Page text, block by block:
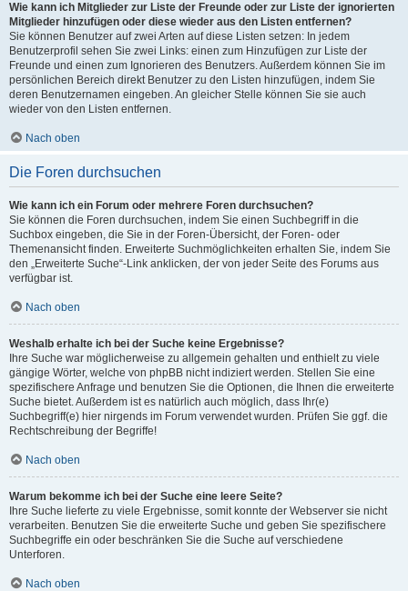
Wie kann ich Mitglieder zur Liste der Freunde oder zur Liste der ignorierten
Mitglieder hinzufügen oder diese wieder aus den Listen entfernen?
Sie können Benutzer auf zwei Arten auf diese Listen setzen: In jedem
Benutzerprofil sehen Sie zwei Links: einen zum Hinzufügen zur Liste der
Freunde und einen zum Ignorieren des Benutzers. Außerdem können Sie im
persönlichen Bereich direkt Benutzer zu den Listen hinzufügen, indem Sie
deren Benutzernamen eingeben. An gleicher Stelle können Sie sie auch
wieder von den Listen entfernen.
Nach oben
Die Foren durchsuchen
Wie kann ich ein Forum oder mehrere Foren durchsuchen?
Sie können die Foren durchsuchen, indem Sie einen Suchbegriff in die
Suchbox eingeben, die Sie in der Foren-Übersicht, der Foren- oder
Themenansicht finden. Erweiterte Suchmöglichkeiten erhalten Sie, indem Sie
den „Erweiterte Suche“-Link anklicken, der von jeder Seite des Forums aus
verfügbar ist.
Nach oben
Weshalb erhalte ich bei der Suche keine Ergebnisse?
Ihre Suche war möglicherweise zu allgemein gehalten und enthielt zu viele
gängige Wörter, welche von phpBB nicht indiziert werden. Stellen Sie eine
spezifischere Anfrage und benutzen Sie die Optionen, die Ihnen die erweiterte
Suche bietet. Außerdem ist es natürlich auch möglich, dass Ihr(e)
Suchbegriff(e) hier nirgends im Forum verwendet wurden. Prüfen Sie ggf. die
Rechtschreibung der Begriffe!
Nach oben
Warum bekomme ich bei der Suche eine leere Seite?
Ihre Suche lieferte zu viele Ergebnisse, somit konnte der Webserver sie nicht
verarbeiten. Benutzen Sie die erweiterte Suche und geben Sie spezifischere
Suchbegriffe ein oder beschränken Sie die Suche auf verschiedene
Unterforen.
Nach oben